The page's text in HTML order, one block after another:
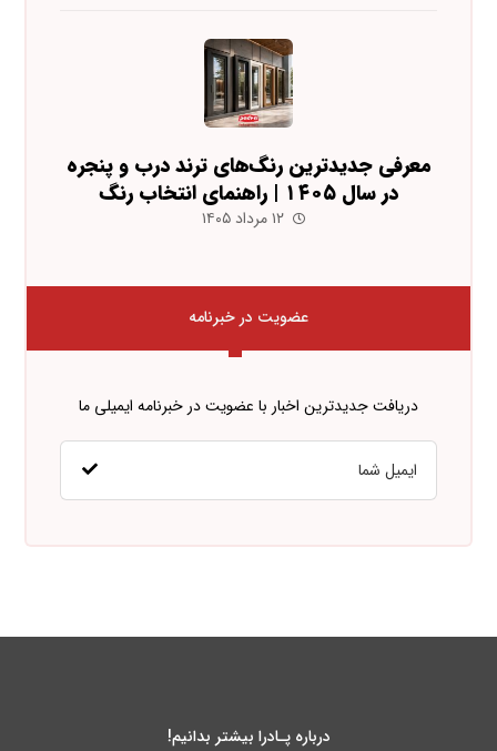
معرفی جدیدترین رنگ‌های ترند درب و پنجره
در سال ۱۴۰۵ | راهنمای انتخاب رنگ
۱۲ مرداد ۱۴۰۵
عضویت در خبرنامه
دریافت جدیدترین اخبار با عضویت در خبرنامه ایمیلی ما
درباره پـادرا بیشتر بدانیم!